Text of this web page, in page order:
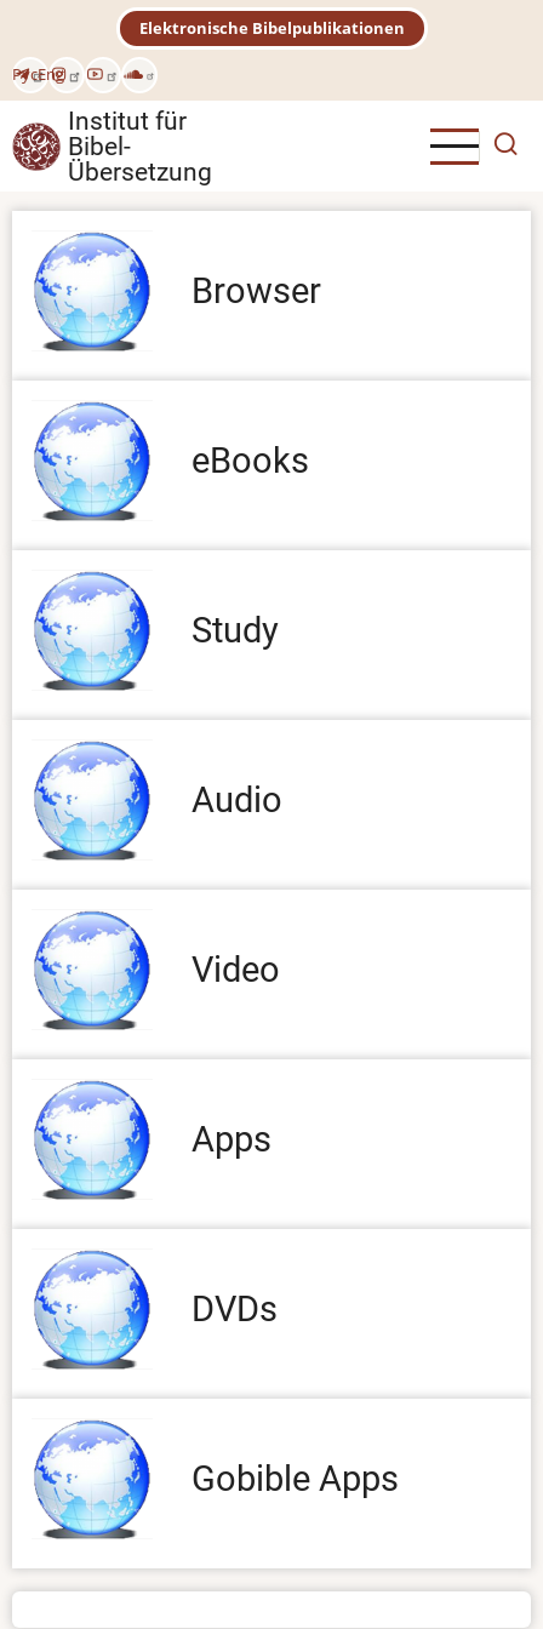
Inhalt
РусEng
Elektronische Bibelpublikationen
Institut für
Bibel-
Übersetzung
Browser
eBooks
Study
Audio
Video
Apps
DVDs
Gobible Apps